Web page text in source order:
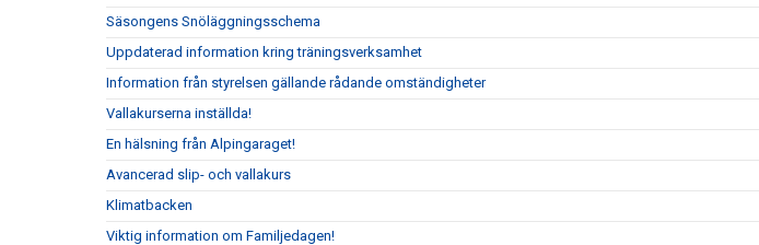
Säsongens Snöläggningsschema
Uppdaterad information kring träningsverksamhet
Information från styrelsen gällande rådande omständigheter
Vallakurserna inställda!
En hälsning från Alpingaraget!
Avancerad slip- och vallakurs
Klimatbacken
Viktig information om Familjedagen!